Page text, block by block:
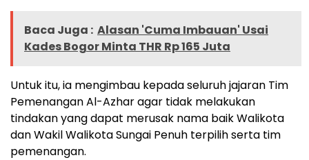
Baca Juga : Alasan 'Cuma Imbauan' Usai
Kades Bogor Minta THR Rp 165 Juta
Untuk itu, ia mengimbau kepada seluruh jajaran Tim
Pemenangan Al-Azhar agar tidak melakukan
tindakan yang dapat merusak nama baik Walikota
dan Wakil Walikota Sungai Penuh terpilih serta tim
pemenangan.